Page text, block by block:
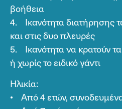
βοήθεια
4. Ικανότητα διατήρησης
και στις δυο πλευρές
5. Ικανότητα να κρατούν
ή χωρίς το ειδικό γάντι
Ηλικία:
• Από 4 ετών,